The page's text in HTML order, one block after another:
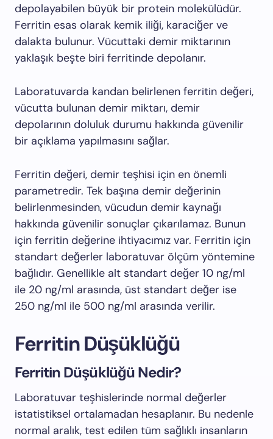
depolayabilen büyük bir protein molekülüdür.
Ferritin esas olarak kemik iliği, karaciğer ve
dalakta bulunur. Vücuttaki demir miktarının
yaklaşık beşte biri ferritinde depolanır.
Laboratuvarda kandan belirlenen ferritin değeri,
vücutta bulunan demir miktarı, demir
depolarının doluluk durumu hakkında güvenilir
bir açıklama yapılmasını sağlar.
Ferritin değeri, demir teşhisi için en önemli
parametredir. Tek başına demir değerinin
belirlenmesinden, vücudun demir kaynağı
hakkında güvenilir sonuçlar çıkarılamaz. Bunun
için ferritin değerine ihtiyacımız var. Ferritin için
standart değerler laboratuvar ölçüm yöntemine
bağlıdır. Genellikle alt standart değer 10 ng/ml
ile 20 ng/ml arasında, üst standart değer ise
250 ng/ml ile 500 ng/ml arasında verilir.
Ferritin Düşüklüğü
Ferritin Düşüklüğü Nedir?
Laboratuvar teşhislerinde normal değerler
istatistiksel ortalamadan hesaplanır. Bu nedenle
normal aralık, test edilen tüm sağlıklı insanların